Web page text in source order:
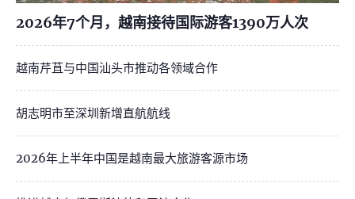
2026年7个月，越南接待国际游客1390万人次
越南芹苴与中国汕头市推动各领域合作
胡志明市至深圳新增直航航线
2026年上半年中国是越南最大旅游客源市场